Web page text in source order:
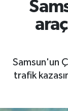
Samsun'un
trafik